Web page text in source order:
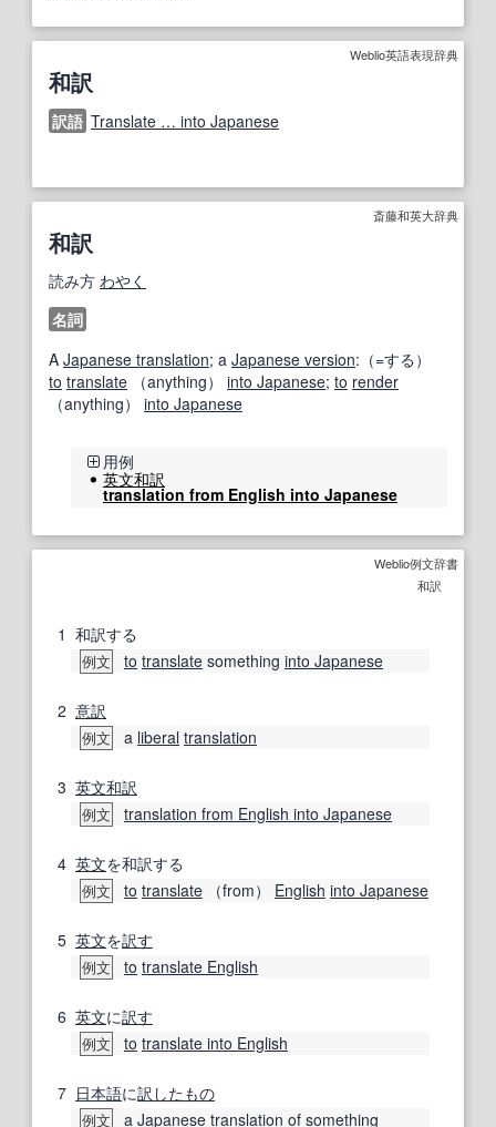
Weblio英語表現辞典
和訳
訳語 Translate … into Japanese
斎藤和英大辞典
和訳
読み方 わやく
名詞
A Japanese translation; a Japanese version:（=する）
to translate （anything） into Japanese; to render
（anything） into Japanese
用例
英文和訳
translation from English into Japanese
Weblio例文辞書
和訳
1 和訳する
例文 to translate something into Japanese
2 意訳
例文 a liberal translation
3 英文和訳
例文 translation from English into Japanese
4 英文を和訳する
例文 to translate （from） English into Japanese
5 英文を訳す
例文 to translate English
6 英文に訳す
例文 to translate into English
7 日本語に訳 したもの
例文 a Japanese translation of something